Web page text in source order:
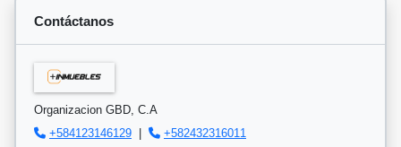
Contáctanos
Organizacion GBD, C.A
+584123146129 |
+582432316011